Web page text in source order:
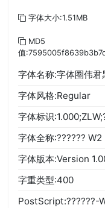
字体大小:1.51MB
MD5
值
字体名称:字体圈伟君
字体风格:Regular
字体标识
字体全称:?????? W2
字体版本:Version
字重类型:400
PostScript:??????-